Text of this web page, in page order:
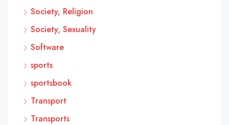
Society, Religion
Society, Sexuality
Software
sports
sportsbook
Transport
Transports